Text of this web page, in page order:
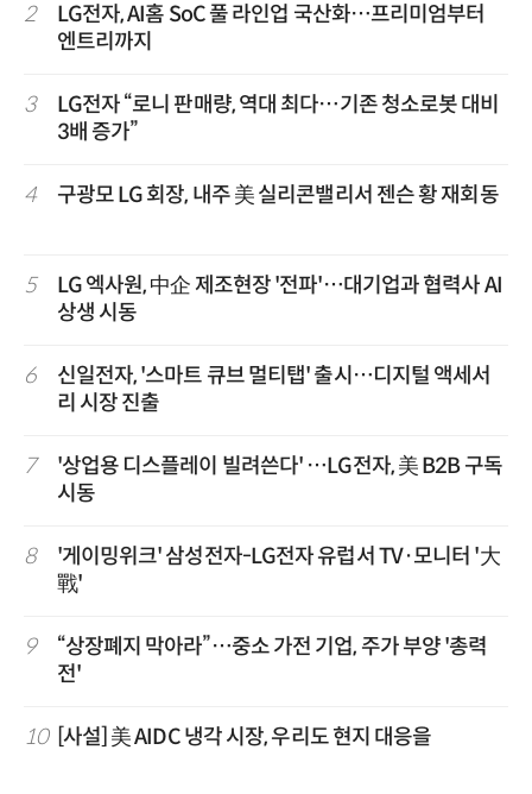
2
LG전자, AI홈 SoC 풀 라인업 국산화…프리미엄부터
엔트리까지
3
LG전자 “로니 판매량, 역대 최다…기존 청소로봇 대비
3배 증가”
4 구광모 LG 회장, 내주 美 실리콘밸리서 젠슨 황 재회동
5
LG 엑사원, 中企 제조현장 '전파'…대기업과 협력사 AI
상생 시동
6
신일전자, '스마트 큐브 멀티탭' 출시…디지털 액세서
리 시장 진출
7
'상업용 디스플레이 빌려쓴다' …LG전자, 美 B2B 구독
시동
8
'게이밍위크' 삼성전자-LG전자 유럽서 TV·모니터 '大
戰'
9
“상장폐지 막아라”…중소 가전 기업, 주가 부양 '총력
전'
10 [사설] 美 AIDC 냉각 시장, 우리도 현지 대응을